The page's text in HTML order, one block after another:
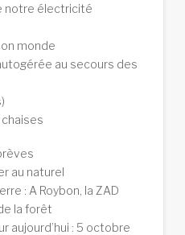
notre électricité
monde
au secours des
au naturel
: A Roybon, la ZAD
la forêt
aujourd’hui : 5 octobre